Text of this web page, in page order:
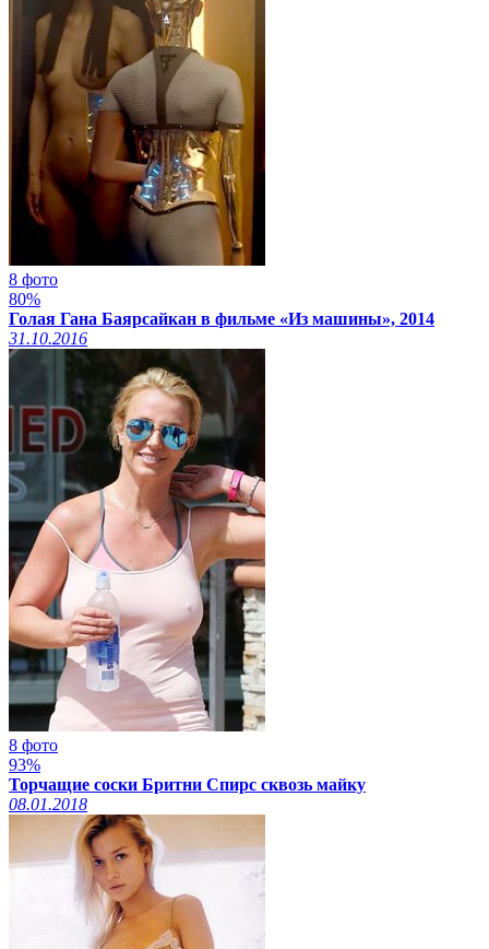
8 фото
80%
Голая Гана Баярсайкан в фильме «Из машины», 2014
31.10.2016
8 фото
93%
Торчащие соски Бритни Спирс сквозь майку
08.01.2018